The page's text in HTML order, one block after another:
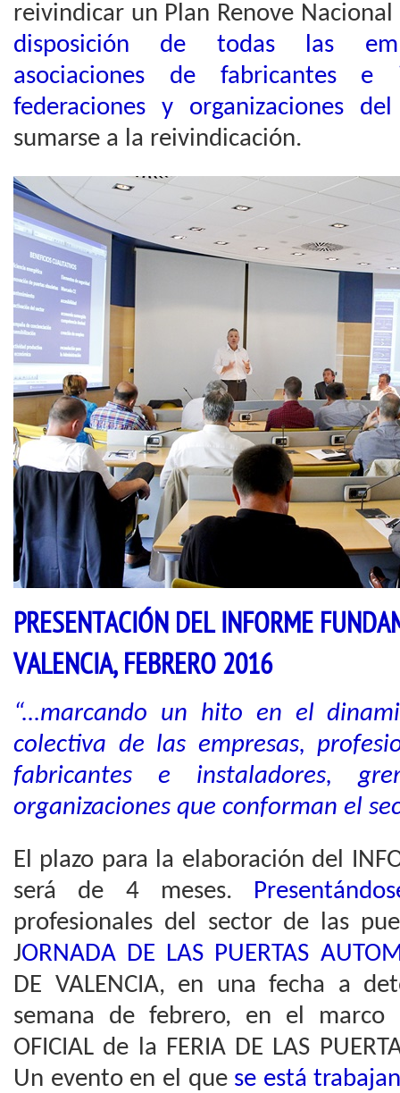
reivindicar un Plan Renove
disposición de todas las
asociaciones de fabricantes e
federaciones y organizaciones del
sumarse a la reivindicación.
PRESENTACIÓN DEL INFORME
VALENCIA, FEBRERO 2016
“...marcando un hito en el
colectiva de las empresas,
fabricantes e instaladores,
organizaciones que conforman el
El plazo para la elaboración del
será de 4 meses.
profesionales del sector de las
JORNADA DE LAS PUERTAS
DE VALENCIA, en una fecha a
semana de febrero, en el marco
OFICIAL de la FERIA DE LAS
Un evento en el que se está